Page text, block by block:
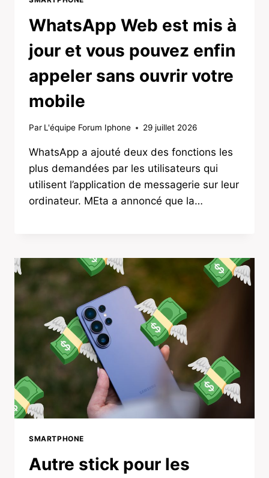
WhatsApp Web est mis à
jour et vous pouvez enfin
appeler sans ouvrir votre
mobile
Par L'équipe Forum Iphone 29 juillet 2026
WhatsApp a ajouté deux des fonctions les
plus demandées par les utilisateurs qui
utilisent l’application de messagerie sur leur
ordinateur. MEta a annoncé que la…
SMARTPHONE
Autre stick pour les